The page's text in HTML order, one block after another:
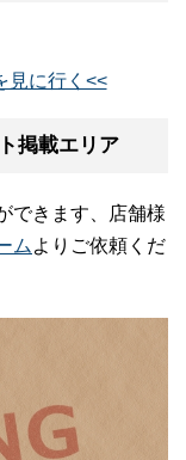
見に行く<<
掲載エリア
できます、店舗様
ム よりご依頼くだ